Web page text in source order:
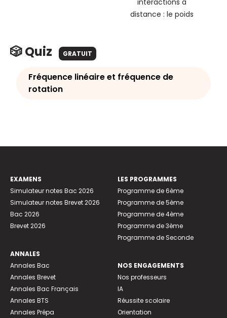
distance : le poids
🎲 Quiz GRATUIT
Fréquence linéaire et fréquence de
rotation
EXAMENS
Simulateur notes Bac 2026
Simulateur notes Brevet 2026
Bac 2026
Brevet 2026
ANNALES
Annales Bac
Annales Brevet
Annales Bac Français
Annales BTS
Annales Prépa
LES PROGRAMMES
Programme de 6ème
Programme de 5ème
Programme de 4ème
Programme de 3ème
Programme de Seconde
NOS ENGAGEMENTS
Nos professeurs
IA
Réussite scolaire
Orientation